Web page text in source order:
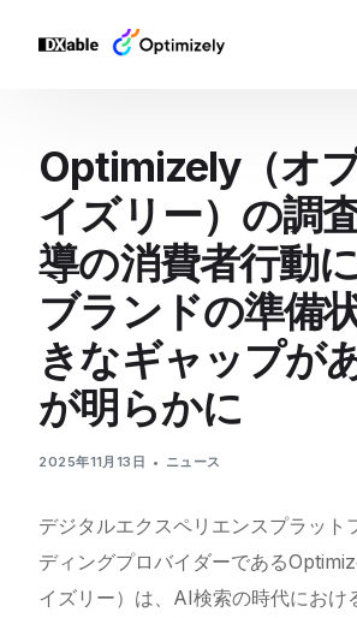
Optimizely（オ
イズリー）の調
導の消費者行動
ブランドの準備
きなギャップが
が明らかに
2025年11月13日 ニュース
デジタルエクスペリエンスプラット
ディングプロバイダーである
イズリー）は、AI検索の時代におけ